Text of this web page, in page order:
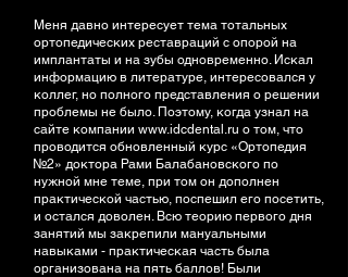
Меня давно интересует тема тотальных
ортопедических реставраций с опорой на
имплантаты и на зубы одновременно. Искал
информацию в литературе, интересовался у
коллег, но полного представления о решении
проблемы не было. Поэтому, когда узнал на
сайте компании www.idcdental.ru о том, что
проводится обновленный курс «Ортопедия
№2» доктора Рами Балабановского по
нужной мне теме, при том он дополнен
практической частью, поспешил его посетить,
и остался доволен. Всю теорию первого дня
занятий мы закрепили мануальными
навыками - практическая часть была
организована на пять баллов! Были